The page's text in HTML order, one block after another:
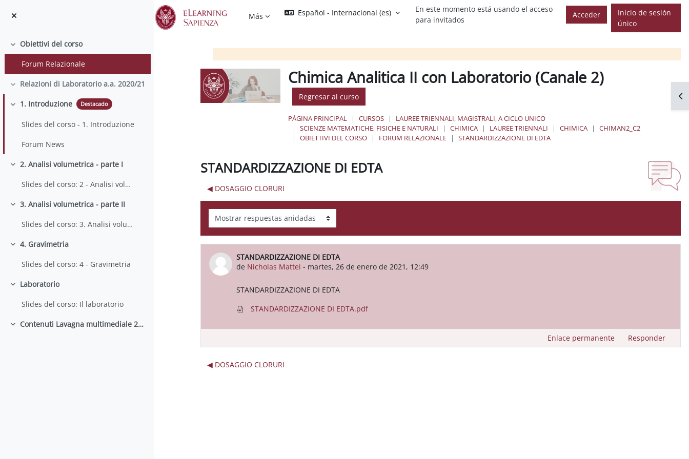
Más
Español - Internacional ‎(es)‎
En este momento está usando el acceso
para invitados
Acceder
Inicio de sesión
único
Colapsar
Obiettivi del corso
Forum Relazionale
Colapsar
Relazioni di Laboratorio a.a. 2020/21
Colapsar
1. Introduzione Destacado
Slides del corso - 1. Introduzione
Forum News
Colapsar
2. Analisi volumetrica - parte I
Slides del corso: 2 - Analisi volumetrica I parte
Colapsar
3. Analisi volumetrica - parte II
Slides del corso: 3. Analisi volumetrica - II parte
Colapsar
4. Gravimetria
Slides del corso: 4 - Gravimetria
Colapsar
Laboratorio
Slides del corso: Il laboratorio
Colapsar Contenuti Lavagna multimediale 2020/21
Chimica Analitica II con Laboratorio (Canale 2)
Regresar al curso
PÁGINA PRINCIPAL CURSOS
LAUREE TRIENNALI, MAGISTRALI, A CICLO UNICO
SCIENZE MATEMATICHE, FISICHE E NATURALI
CHIMICA LAUREE TRIENNALI CHIMICA
CHIMAN2_C2
OBIETTIVI DEL CORSO
FORUM RELAZIONALE STANDARDIZZAZIONE DI EDTA
STANDARDIZZAZIONE DI EDTA
◀︎ DOSAGGIO CLORURI
Mostrar modo
STANDARDIZZAZIONE DI EDTA
de Nicholas Mattei - martes, 26 de enero de 2021, 12:49
Número de respuestas: 0
STANDARDIZZAZIONE DI EDTA
STANDARDIZZAZIONE DI EDTA.pdf
Enlace permanente Responder
◀︎ DOSAGGIO CLORURI